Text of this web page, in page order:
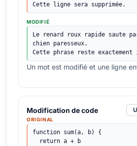
Cette ligne sera supprimée.
MODIFIÉ
Le renard roux rapide saute
chien paresseux.
Cette phrase reste exactement
Un mot est modifié et une ligne
Modification de code
ORIGINAL
function sum(a, b) {